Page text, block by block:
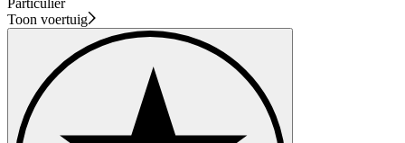
Particulier
Toon voertuig